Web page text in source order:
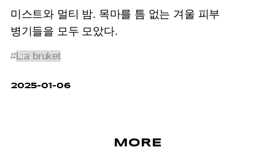
미스트와 멀티 밤. 목마를 틈 없는 겨울 피부
병기들을 모두 모았다.
#L:a bruket
2025-01-06
MORE